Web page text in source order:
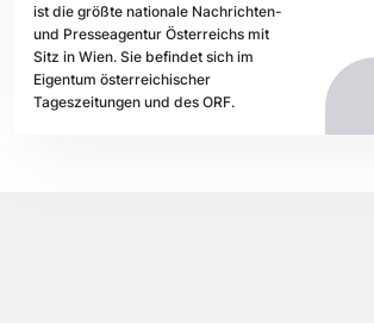
ist die größte nationale Nachrichten-
und Presseagentur Österreichs mit
Sitz in Wien. Sie befindet sich im
Eigentum österreichischer
Tageszeitungen und des ORF.